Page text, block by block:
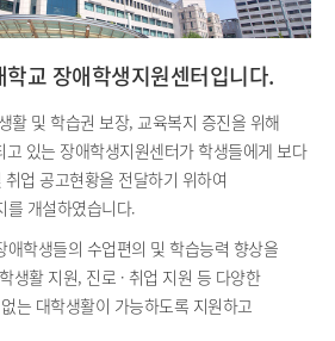
교 장애학생지원센터입니다.
활 및 학습권 보장, 교육복지 증진을 위해
고 있는 장애학생지원센터가 학생들에게 보다
업 공고현황을 전달하기 위하여
를 개설하였습니다.
애학생들의 수업편의 및 학습능력 향상을
생활 지원, 진로 · 취업 지원 등 다양한
는 대학생활이 가능하도록 지원하고